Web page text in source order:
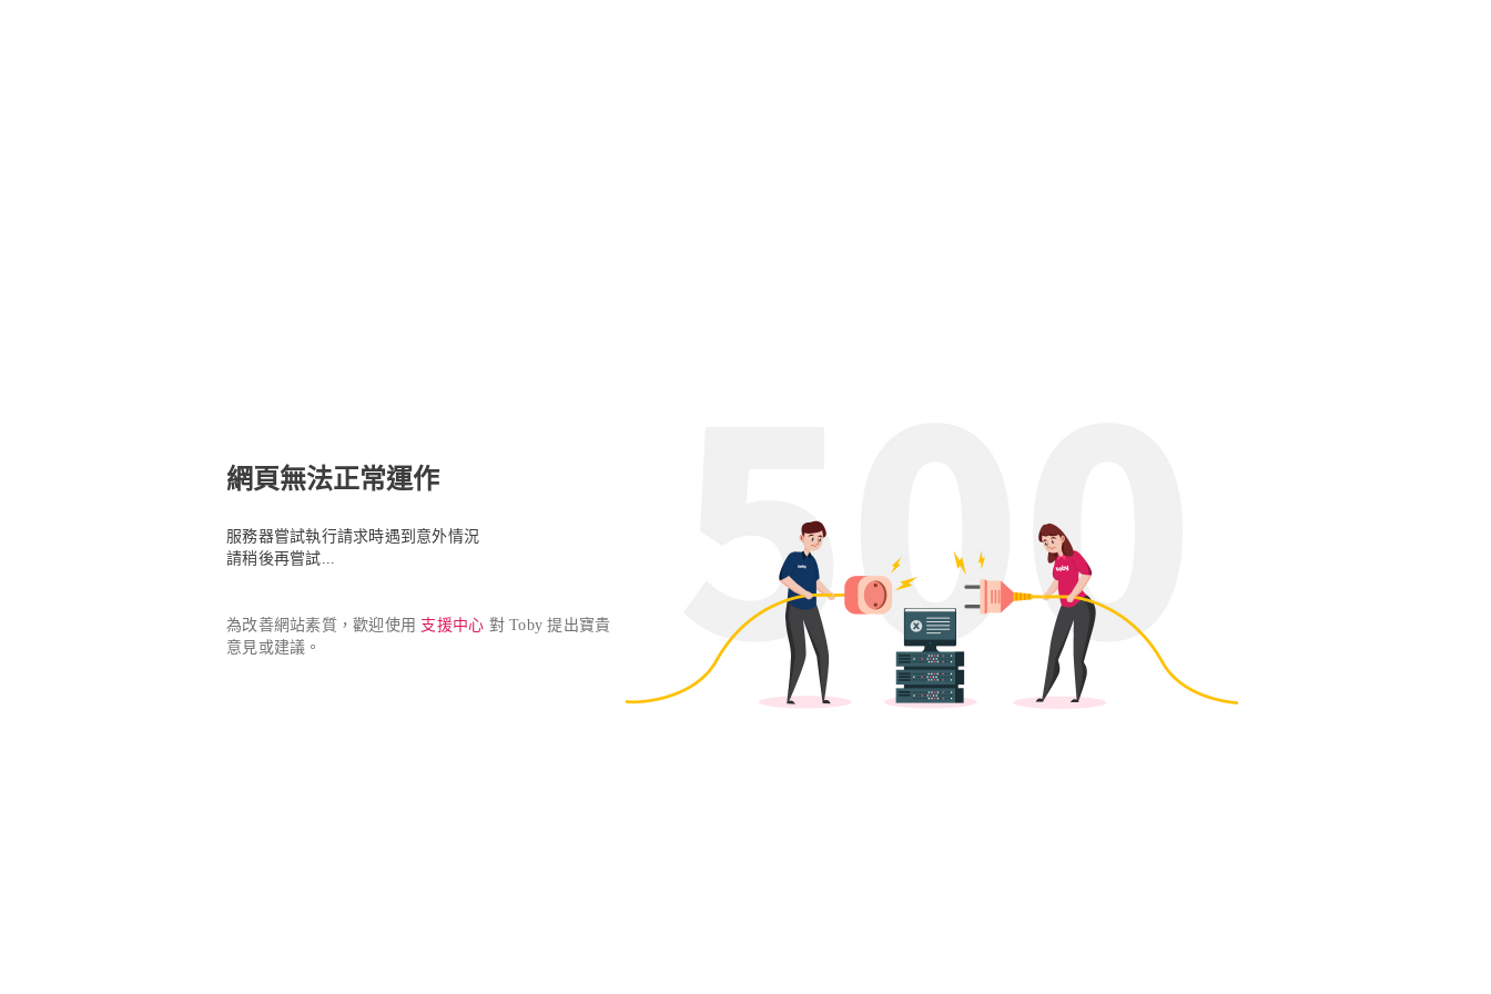
網頁無法正常運作
服務器嘗試執行請求時遇到意外情況
請稍後再嘗試...
為改善網站素質，歡迎使用 支援中心 對 Toby 提出寶貴
意見或建議。